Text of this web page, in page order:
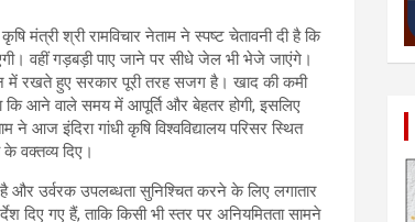
मंत्री श्री रामविचार नेताम ने स्पष्ट चेतावनी दी है कि
वहीं गड़बड़ी पाए जाने पर सीधे जेल भी भेजे जाएंगे।
में रखते हुए सरकार पूरी तरह सजग है। खाद की कमी
कि आने वाले समय में आपूर्ति और बेहतर होगी, इसलिए
आज इंदिरा गांधी कृषि विश्वविद्यालय परिसर स्थित
वक्तव्य दिए।
और उर्वरक उपलब्धता सुनिश्चित करने के लिए लगातार
दिए गए हैं, ताकि किसी भी स्तर पर अनियमितता सामने